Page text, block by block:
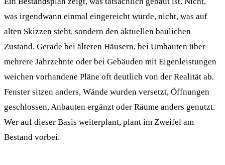
was irgendwann einmal eingereicht wurde, nicht, was auf
alten Skizzen steht, sondern den aktuellen baulichen
Zustand. Gerade bei älteren Häusern, bei Umbauten über
mehrere Jahrzehnte oder bei Gebäuden mit Eigenleistungen
weichen vorhandene Pläne oft deutlich von der Realität ab.
Fenster sitzen anders, Wände wurden versetzt, Öffnungen
geschlossen, Anbauten ergänzt oder Räume anders genutzt.
Wer auf dieser Basis weiterplant, plant im Zweifel am
Bestand vorbei.